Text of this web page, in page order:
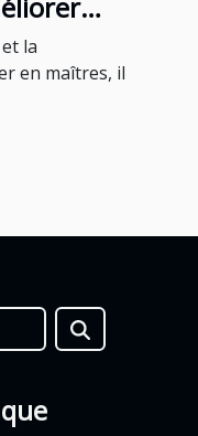
la
en maîtres, il